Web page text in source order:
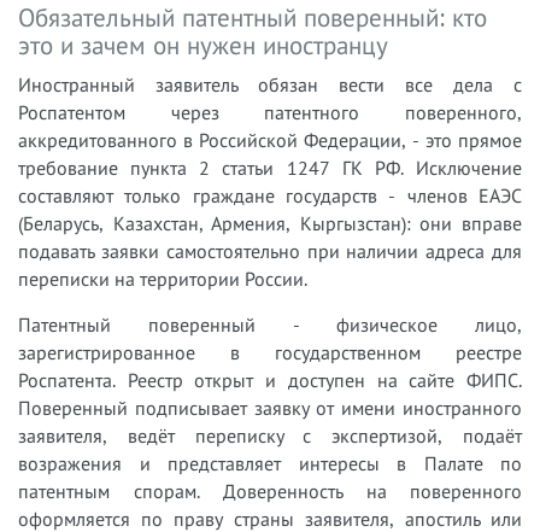
Обязательный патентный поверенный: кто
это и зачем он нужен иностранцу
Иностранный заявитель обязан вести все дела с
Роспатентом через патентного поверенного,
аккредитованного в Российской Федерации, - это прямое
требование пункта 2 статьи 1247 ГК РФ. Исключение
составляют только граждане государств - членов ЕАЭС
(Беларусь, Казахстан, Армения, Кыргызстан): они вправе
подавать заявки самостоятельно при наличии адреса для
переписки на территории России.
Патентный поверенный - физическое лицо,
зарегистрированное в государственном реестре
Роспатента. Реестр открыт и доступен на сайте ФИПС.
Поверенный подписывает заявку от имени иностранного
заявителя, ведёт переписку с экспертизой, подаёт
возражения и представляет интересы в Палате по
патентным спорам. Доверенность на поверенного
оформляется по праву страны заявителя, апостиль или